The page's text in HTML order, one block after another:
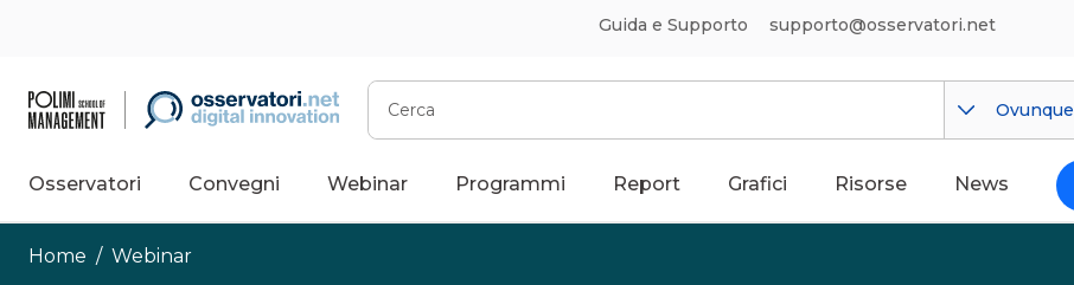
Guida e Supporto supporto@osservatori.net
Cerca
Ovunque
Osservatori Convegni Webinar Programmi Report Grafici Risorse News
Home / Webinar